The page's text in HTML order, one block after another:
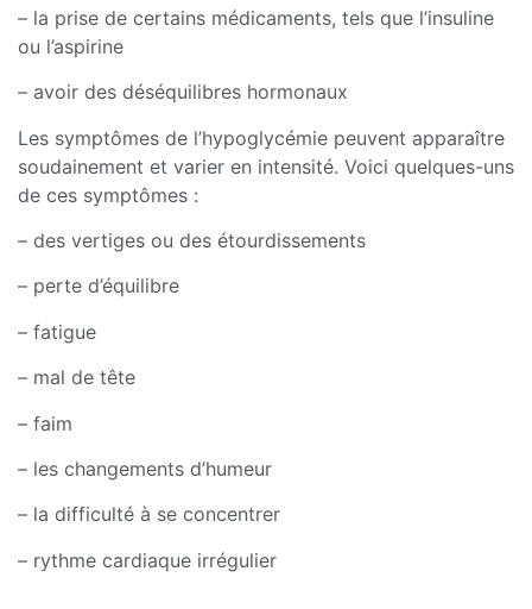
– la prise de certains médicaments, tels que l’insuline
ou l’aspirine
– avoir des déséquilibres hormonaux
Les symptômes de l’hypoglycémie peuvent apparaître
soudainement et varier en intensité. Voici quelques-uns
de ces symptômes :
– des vertiges ou des étourdissements
– perte d’équilibre
– fatigue
– mal de tête
– faim
– les changements d’humeur
– la difficulté à se concentrer
– rythme cardiaque irrégulier